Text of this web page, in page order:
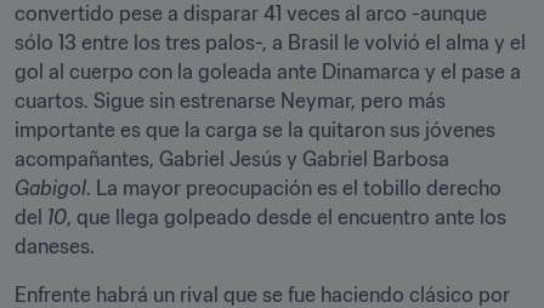
convertido pese a disparar 41 veces al arco -aunque
sólo 13 entre los tres palos-, a Brasil le volvió el alma y el
gol al cuerpo con la goleada ante Dinamarca y el pase a
cuartos. Sigue sin estrenarse Neymar, pero más
importante es que la carga se la quitaron sus jóvenes
Gabigol. La mayor preocupación es el tobillo derecho
del 10, que llega golpeado desde el encuentro ante los
daneses.
Enfrente habrá un rival que se fue haciendo clásico por